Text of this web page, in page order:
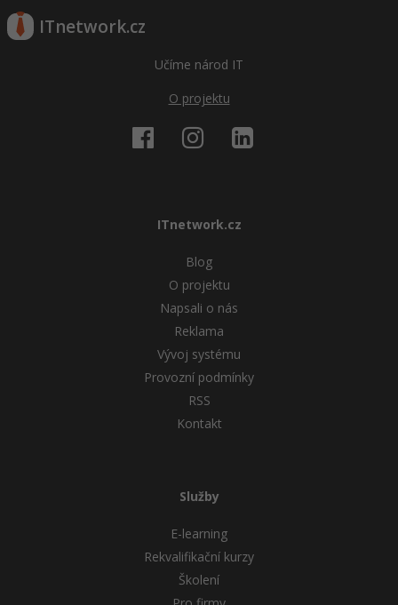
ITnetwork.cz
Učíme národ IT
O projektu
ITnetwork.cz
Blog
O projektu
Napsali o nás
Reklama
Vývoj systému
Provozní podmínky
RSS
Kontakt
Služby
E-learning
Rekvalifikační kurzy
Školení